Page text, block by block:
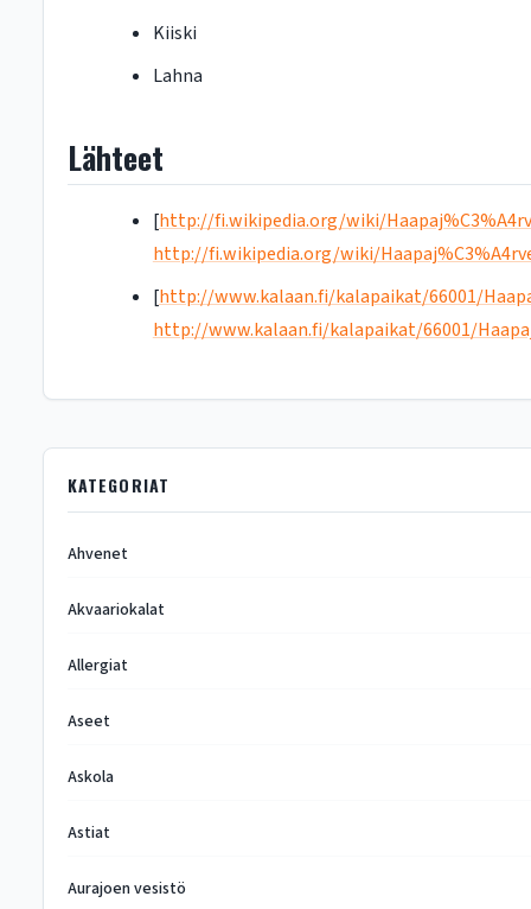
Kiiski
Lahna
Lähteet
[http://fi.wikipedia.org/wiki/
http://fi.wikipedia.org/wiki/
[http://www.kalaan.fi/kalapaikat/66001/
http://www.kalaan.fi/kalapaikat/66001/
KATEGORIAT
Ahvenet
Akvaariokalat
Allergiat
Aseet
Askola
Astiat
Aurajoen vesistö